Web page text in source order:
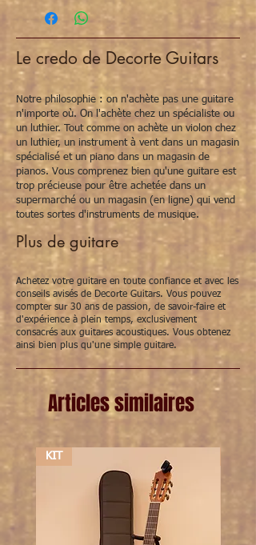
plan absolu d'Espagne et a son atelier à
Madrid. Son père, Paulino Bernabé Senior, a
été chef d'atelier pendant plus de 30 ans
chez la famille J.Ramirez et a finalement
créé son propre atelier à la fin des années
60. Aujourd'hui, le fils Paulino continue à
travailler de la même manière que son père
lui a appris.
En plus des guitares de concert modèle
Concierto, Ideal, Especial, TorresetRoyal
construit également un certain nombre de
modèles ""atelier"" :M15 cèdre,M20 épicéa
et M30 avec table en cèdre.
Spécifications Modèle Especial:
Table d'harmonie: Épicéa allemand
Dos et éclisses: Palissandre de Madagascar
(Madagascar Rosewood)
Manche: cèdre feuillu (Cedrela Odorata)
Touche: ébène
Finition: Goma Laca, vernis au tampon
Longueur de corde (diapason): 650 mm
Cordes: Paulino Bernabé ""String
clips"", spécialement conçu par P.B. pour
obtenir une tension maximale derrière le
donne le son typique de Bernabé qui est
très puissant et fort.
Le credo de Decorte Guitars
Notre philosophie : on n'achète pas une guitare
n'importe où. On l'achète chez un spécialiste ou
un luthier. Tout comme on achète un violon chez
un luthier, un instrument à vent dans un magasin
spécialisé et un piano dans un magasin de
pianos. Vous comprenez bien qu'une guitare est
trop précieuse pour être achetée dans un
supermarché ou un magasin (en ligne) qui vend
toutes sortes d'instruments de musique.
Plus de guitare
Achetez votre guitare en toute confiance et avec les
conseils avisés de Decorte Guitars. Vous pouvez
compter sur 30 ans de passion, de savoir-faire et
d'expérience à plein temps, exclusivement
consacrés aux guitares acoustiques. Vous obtenez
ainsi bien plus qu'une simple guitare.
Articles similaires
KIT